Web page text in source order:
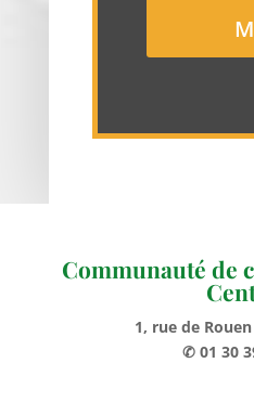
Communauté de
1, rue de
✆ 01 30